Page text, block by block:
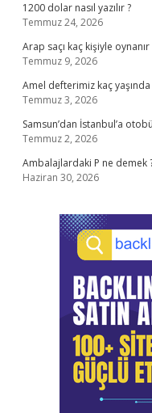
1200 dolar nasıl yazılır ?
Temmuz 24, 2026
Arap saçı kaç kişiyle oynanır
Temmuz 9, 2026
Amel defterimiz kaç yaşında
Temmuz 3, 2026
Samsun’dan İstanbul’a
Temmuz 2, 2026
Ambalajlardaki P ne demek
Haziran 30, 2026